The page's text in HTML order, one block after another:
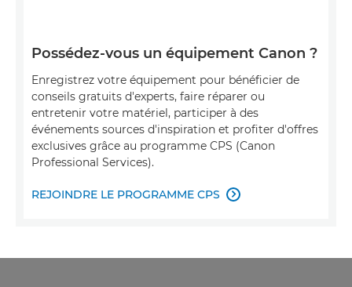
Possédez-vous un équipement Canon ?
Enregistrez votre équipement pour bénéficier de
conseils gratuits d'experts, faire réparer ou
entretenir votre matériel, participer à des
événements sources d'inspiration et profiter d'offres
exclusives grâce au programme CPS (Canon
Professional Services).
REJOINDRE LE PROGRAMME CPS 